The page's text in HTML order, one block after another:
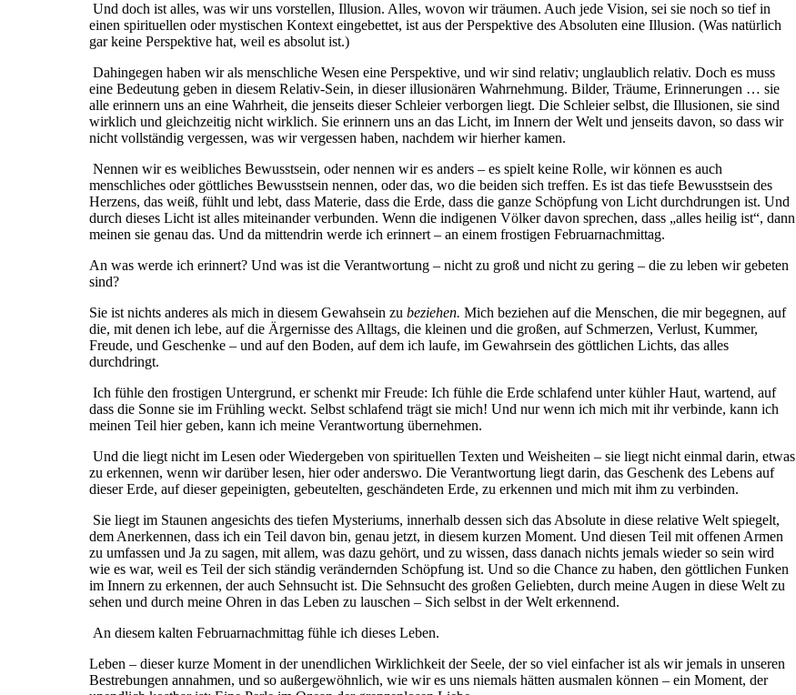
Und doch ist alles, was wir uns vorstellen, Illusion. Alles, wovon wir träumen. Auch jede Vision, sei sie noch so tief in
einen spirituellen oder mystischen Kontext eingebettet, ist aus der Perspektive des Absoluten eine Illusion. (Was natürlich
gar keine Perspektive hat, weil es absolut ist.)
Dahingegen haben wir als menschliche Wesen eine Perspektive, und wir sind relativ; unglaublich relativ. Doch es muss
eine Bedeutung geben in diesem Relativ-Sein, in dieser illusionären Wahrnehmung. Bilder, Träume, Erinnerungen … sie
alle erinnern uns an eine Wahrheit, die jenseits dieser Schleier verborgen liegt. Die Schleier selbst, die Illusionen, sie sind
wirklich und gleichzeitig nicht wirklich. Sie erinnern uns an das Licht, im Innern der Welt und jenseits davon, so dass wir
nicht vollständig vergessen, was wir vergessen haben, nachdem wir hierher kamen.
Nennen wir es weibliches Bewusstsein, oder nennen wir es anders – es spielt keine Rolle, wir können es auch
menschliches oder göttliches Bewusstsein nennen, oder das, wo die beiden sich treffen. Es ist das tiefe Bewusstsein des
Herzens, das weiß, fühlt und lebt, dass Materie, dass die Erde, dass die ganze Schöpfung von Licht durchdrungen ist. Und
durch dieses Licht ist alles miteinander verbunden. Wenn die indigenen Völker davon sprechen, dass „alles heilig ist“, dann
meinen sie genau das. Und da mittendrin werde ich erinnert – an einem frostigen Februarnachmittag.
An was werde ich erinnert? Und was ist die Verantwortung – nicht zu groß und nicht zu gering – die zu leben wir gebeten
sind?
Sie ist nichts anderes als mich in diesem Gewahsein zu beziehen. Mich beziehen auf die Menschen, die mir begegnen, auf
die, mit denen ich lebe, auf die Ärgernisse des Alltags, die kleinen und die großen, auf Schmerzen, Verlust, Kummer,
Freude, und Geschenke – und auf den Boden, auf dem ich laufe, im Gewahrsein des göttlichen Lichts, das alles
durchdringt.
Ich fühle den frostigen Untergrund, er schenkt mir Freude: Ich fühle die Erde schlafend unter kühler Haut, wartend, auf
dass die Sonne sie im Frühling weckt. Selbst schlafend trägt sie mich! Und nur wenn ich mich mit ihr verbinde, kann ich
meinen Teil hier geben, kann ich meine Verantwortung übernehmen.
Und die liegt nicht im Lesen oder Wiedergeben von spirituellen Texten und Weisheiten – sie liegt nicht einmal darin, etwas
zu erkennen, wenn wir darüber lesen, hier oder anderswo. Die Verantwortung liegt darin, das Geschenk des Lebens auf
dieser Erde, auf dieser gepeinigten, gebeutelten, geschändeten Erde, zu erkennen und mich mit ihm zu verbinden.
Sie liegt im Staunen angesichts des tiefen Mysteriums, innerhalb dessen sich das Absolute in diese relative Welt spiegelt,
dem Anerkennen, dass ich ein Teil davon bin, genau jetzt, in diesem kurzen Moment. Und diesen Teil mit offenen Armen
zu umfassen und Ja zu sagen, mit allem, was dazu gehört, und zu wissen, dass danach nichts jemals wieder so sein wird
wie es war, weil es Teil der sich ständig verändernden Schöpfung ist. Und so die Chance zu haben, den göttlichen Funken
im Innern zu erkennen, der auch Sehnsucht ist. Die Sehnsucht des großen Geliebten, durch meine Augen in diese Welt zu
sehen und durch meine Ohren in das Leben zu lauschen – Sich selbst in der Welt erkennend.
An diesem kalten Februarnachmittag fühle ich dieses Leben.
Leben – dieser kurze Moment in der unendlichen Wirklichkeit der Seele, der so viel einfacher ist als wir jemals in unseren
Bestrebungen annahmen, und so außergewöhnlich, wie wir es uns niemals hätten ausmalen können – ein Moment, der